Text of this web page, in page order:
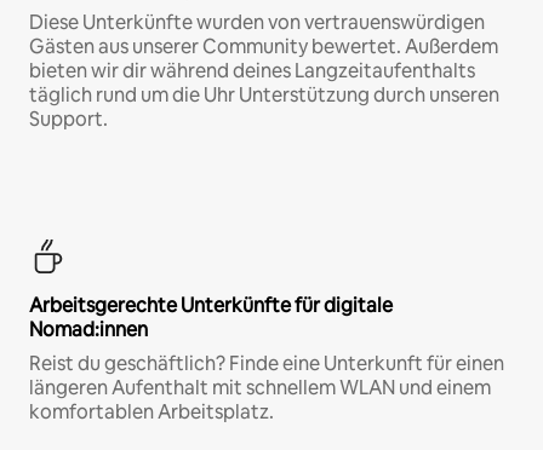
Diese Unterkünfte wurden von vertrauenswürdigen
Gästen aus unserer Community bewertet. Außerdem
bieten wir dir während deines Langzeitaufenthalts
täglich rund um die Uhr Unterstützung durch unseren
Support.
Arbeitsgerechte Unterkünfte für digitale
Nomad:innen
Reist du geschäftlich? Finde eine Unterkunft für einen
längeren Aufenthalt mit schnellem WLAN und einem
komfortablen Arbeitsplatz.